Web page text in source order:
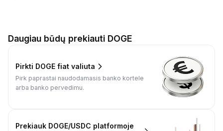
Daugiau būdų prekiauti DOGE
Pirkti DOGE fiat valiuta
Pirk paprastai naudodamasis banko kortele
arba banko pervedimu.
Prekiauk DOGE/USDC platformoje